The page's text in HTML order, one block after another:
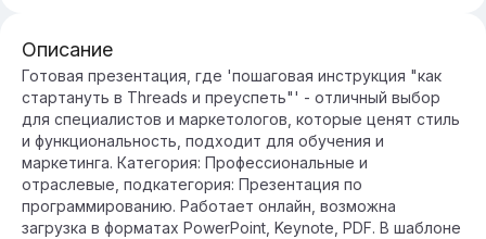
Описание
Готовая презентация, где 'пошаговая инструкция "как
стартануть в Threads и преуспеть"' - отличный выбор
для специалистов и маркетологов, которые ценят стиль
и функциональность, подходит для обучения и
маркетинга. Категория: Профессиональные и
отраслевые, подкатегория: Презентация по
программированию. Работает онлайн, возможна
загрузка в форматах PowerPoint, Keynote, PDF. В шаблоне